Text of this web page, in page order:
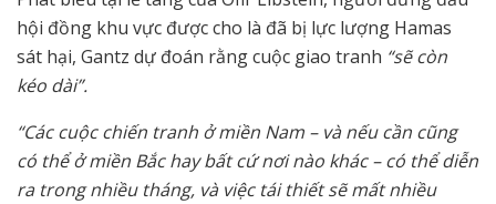
hội đồng khu vực được cho là đã bị lực lượng Hamas
sát hại, Gantz dự đoán rằng cuộc giao tranh “sẽ còn
kéo dài”.
“Các cuộc chiến tranh ở miền Nam – và nếu cần cũng
có thể ở miền Bắc hay bất cứ nơi nào khác – có thể diễn
ra trong nhiều tháng, và việc tái thiết sẽ mất nhiều